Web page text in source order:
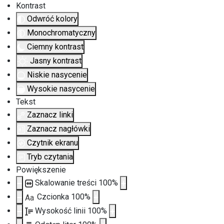
Kontrast
Odwróć kolory
Monochromatyczny
Ciemny kontrast
Jasny kontrast
Niskie nasycenie
Wysokie nasycenie
Tekst
Zaznacz linki
Zaznacz nagłówki
Czytnik ekranu
Tryb czytania
Powiększenie
Skalowanie treści 100%
Aa Czcionka 100%
Wysokość linii 100%